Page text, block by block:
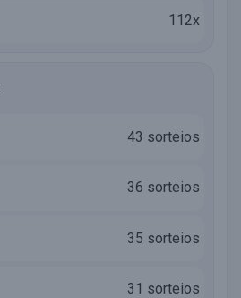
112x
43 sorteios
36 sorteios
35 sorteios
31 sorteios